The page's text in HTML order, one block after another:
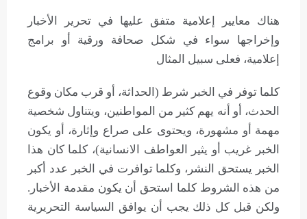
هناك معايير إعلامية متفق عليها في تحرير الأخبار
وإخراجها سواء في شكل صحافة ورقية أو برامج
إعلامية، فعلى سبيل المثال
كلما توفر في الخبر شرط (الحداثة، أو قرب مكان وقوع
الحدث، أو أنه يهم كثير من المواطنين، ويتناول شخصية
مهمة أو مشهورة، ويحتوى على صراع وإثارة، أو يكون
الخبر غريب أو يثير العواطف الانسانية)، كلما كان هذا
الخبر يستحق النشر، وكلما توافرت في الخبر عدد أكبر
من هذه الشروط كلما استحق أن يكون مقدمة الأخبار.
ولكن قبل كل ذلك يجب أن يوافق السياسة التحريرية